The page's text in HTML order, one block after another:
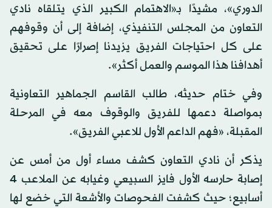
الدوري»، مشيدًا بـ«الاهتمام الكبير الذي يتلقاه نادي
التعاون من المجلس التنفيذي، إضافة إلى أن وقوفهم
على كل احتياجات الفريق يزيدنا إصرارًا على تحقيق
أهدافنا هذا الموسم والعمل أكثر».
وفي ختام حديثه، طالب القاسم الجماهير التعاونية
بمواصلة دعمها للفريق والوقوف معه في المرحلة
المقبلة، «فهم الداعم الأول للاعبي الفريق».
يذكر أن نادي التعاون كشف مساء أول من أمس عن
إصابة حارسه الأول فايز السبيعي وغيابه عن الملاعب 4
أسابيع؛ حيث كشفت الفحوصات والأشعة التي خضع لها